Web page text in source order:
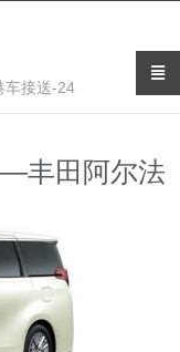
车接送-24
丰田阿尔法